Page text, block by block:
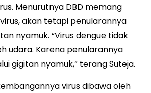
Menurutnya DBD memang
akan tetapi penularannya
nyamuk. “Virus dengue tidak
udara. Karena penularannya
gigitan nyamuk,” terang Suteja.
virus dibawa oleh